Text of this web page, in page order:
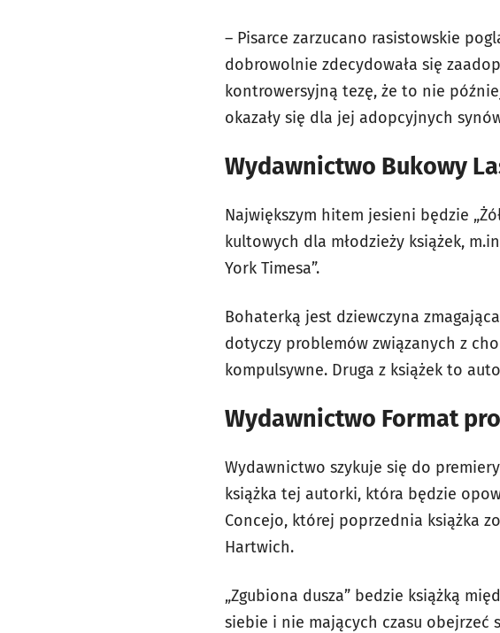
– Pisarce zarzucano rasistowskie
dobrowolnie zdecydowała się
kontrowersyjną tezę, że to nie
okazały się dla jej adopcyjnych
Wydawnictwo Bukowy
Największym hitem jesieni będzie
kultowych dla młodzieży książek,
York Timesa”.
Bohaterką jest dziewczyna
dotyczy problemów związanych z
kompulsywne. Druga z książek to
Wydawnictwo Format
Wydawnictwo szykuje się do
książka tej autorki, która będzie
Concejo, której poprzednia książka
Hartwich.
„Zgubiona dusza” bedzie książką
siebie i nie mających czasu obejrzeć